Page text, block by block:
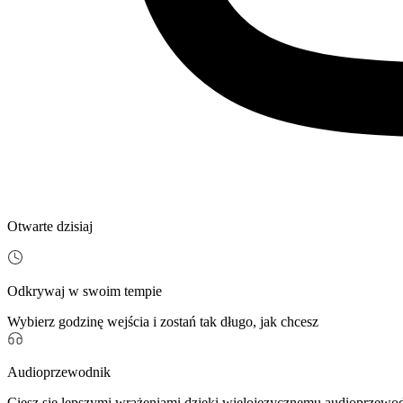
Otwarte dzisiaj
Odkrywaj w swoim tempie
Wybierz godzinę wejścia i zostań tak długo, jak chcesz
Audioprzewodnik